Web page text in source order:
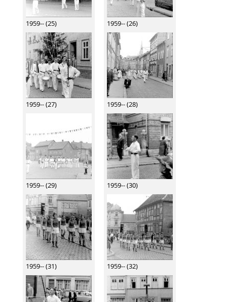
1959-- (25) 1959-- (26)
1959-- (27) 1959-- (28)
1959-- (29) 1959-- (30)
1959-- (31) 1959-- (32)